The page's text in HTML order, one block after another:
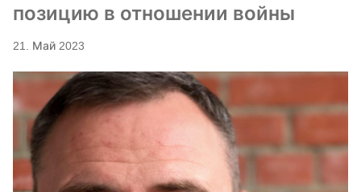
позицию в отношении войны
21. Май 2023